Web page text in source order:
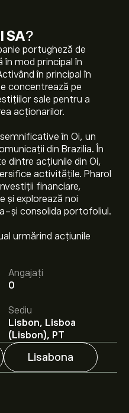
SA?
portugheză de
în mod principal în
în principal în
concentrează pe
sale pentru a
acționarilor.
în Oi, un
din Brazilia. În
dintre acțiunile din Oi,
activitățile. Pharol
financiare,
și explorează noi
și consolida portofoliul.
urmărind acțiunile
Angajați
0
Sediu
Lisbon, Lisboa
(Lisbon), PT
Lisabona
este 0.0882‎€‎.
Pharol SA este
preț.
acțiunile Pharol SA
financiare și
mai recente previziuni